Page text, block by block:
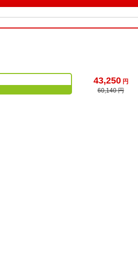
43,250円
60,140 円